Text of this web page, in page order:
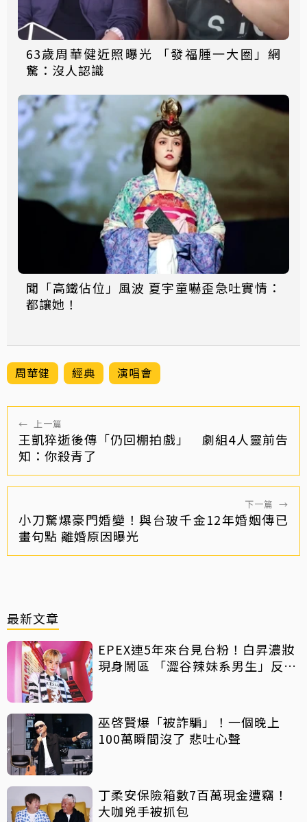
63歲周華健近照曝光 「發福腫一大圈」網
驚：沒人認識
聞「高鐵佔位」風波 夏宇童嚇歪急吐實情：
都讓她！
周華健 經典 演唱會
← 上一篇
王凱猝逝後傳「仍回棚拍戲」 劇組4人靈前告
知：你殺青了
下一篇 →
小刀驚爆豪門婚變！與台玻千金12年婚姻傳已
畫句點 離婚原因曝光
最新文章
EPEX連5年來台見台粉！白昇濃妝
現身鬧區 「澀谷辣妹系男生」反差
巫啓賢爆「被詐騙」！一個晚上
100萬瞬間沒了 悲吐心聲
丁柔安保險箱數7百萬現金遭竊！
大咖兇手被抓包